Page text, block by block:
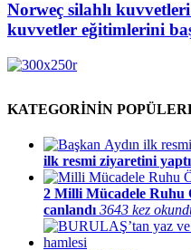
Norweç silahlı
kuvvetler eğitimlerini
KATEGORİNİN
ilk resmi ziyaretini yaptı
2 Milli Mücadele Ruhu
canlandı 3643 kez